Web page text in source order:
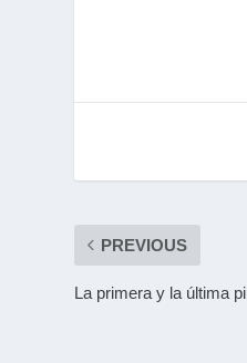
PREVIOUS
La primera y la última